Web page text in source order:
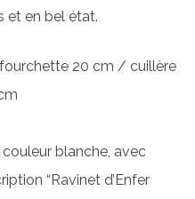
et en bel état.
20 cm / cuillère
couleur blanche, avec
“Ravinet d’Enfer